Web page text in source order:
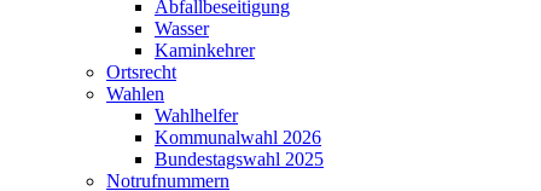
Abfallbeseitigung
Wasser
Kaminkehrer
Ortsrecht
Wahlen
Wahlhelfer
Kommunalwahl 2026
Bundestagswahl 2025
Notrufnummern